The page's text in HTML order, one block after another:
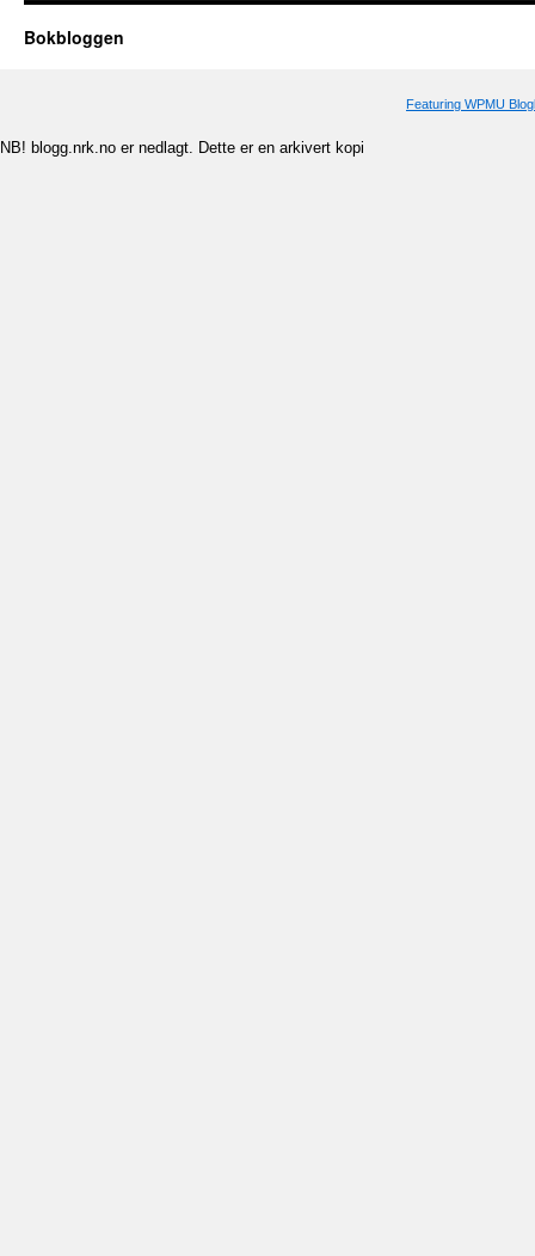
Bokbloggen
Featuring WPMU
NB! blogg.nrk.no er nedlagt. Dette er en arkivert kopi